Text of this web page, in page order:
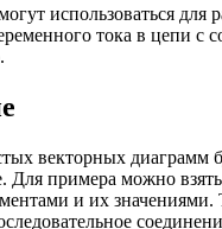
использоваться для
тока в цепи с
векторных диаграмм
Для примера можно
и их значениями.